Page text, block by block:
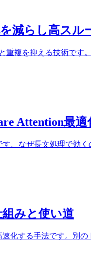
減らし高スル
複を抑える技術で
Attention最
。なぜ長文処理で
みと使い道
化する手法です。別